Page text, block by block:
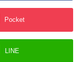
Pocket
LINE